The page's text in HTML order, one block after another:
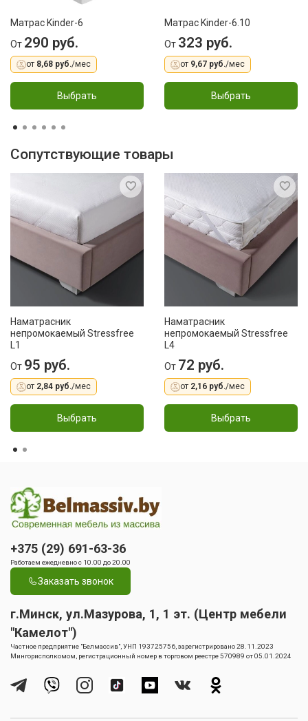
Матрас Kinder-6
От 290 руб.
от 8,68 руб./мес
Выбрать
Матрас Kinder-6.10
От 323 руб.
от 9,67 руб./мес
Выбрать
Сопутствующие товары
Наматрасник
непромокаемый Stressfree
L1
От 95 руб.
от 2,84 руб./мес
Выбрать
Наматрасник
непромокаемый Stressfree
L4
От 72 руб.
от 2,16 руб./мес
Выбрать
+375 (29) 691-63-36
Работаем ежедневно с 10.00 до 20.00
Заказать звонок
г.Минск, ул.Мазурова, 1, 1 эт. (Центр мебели
"Камелот")
Частное предприятие "Белмассив", УНП 193725756, зарегистрировано 28.11.2023
Мингорисполкомом, регистрационный номер в торговом реестре 570989 от 05.01.2024